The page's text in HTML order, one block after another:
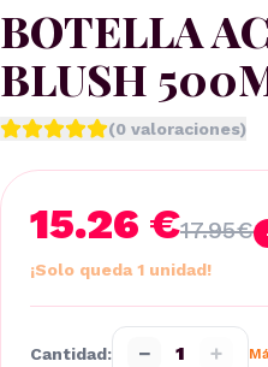
BOTELLA
BLUSH
(0 valoraciones)
15.26 €17.95€
¡Solo queda 1 unidad!
Cantidad: − 1 +